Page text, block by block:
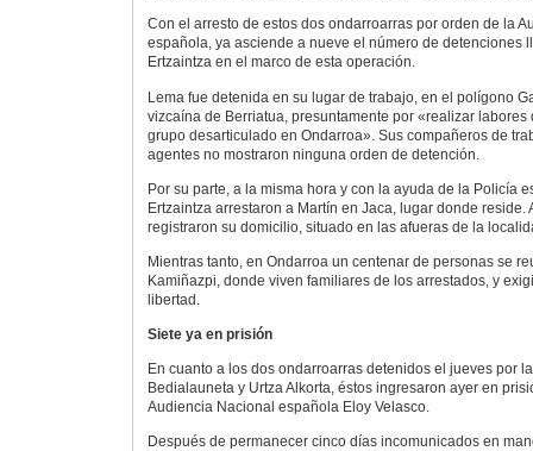
Con el arresto de estos dos ondarroarras por orden de la
española, ya asciende a nueve el número de detenciones
Ertzaintza en el marco de esta operación.
Lema fue detenida en su lugar de trabajo, en el polígono
vizcaína de Berriatua, presuntamente por «realizar
grupo desarticulado en Ondarroa». Sus compañeros de
agentes no mostraron ninguna orden de detención.
Por su parte, a la misma hora y con la ayuda de la Policía
Ertzaintza arrestaron a Martín en Jaca, lugar donde reside.
registraron su domicilio, situado en las afueras de la
Mientras tanto, en Ondarroa un centenar de personas se
Kamiñazpi, donde viven familiares de los arrestados, y
libertad.
Siete ya en prisión
En cuanto a los dos ondarroarras detenidos el jueves por
Bedialauneta y Urtza Alkorta, éstos ingresaron ayer en
Audiencia Nacional española Eloy Velasco.
Después de permanecer cinco días incomunicados en